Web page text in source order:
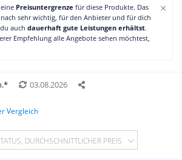
×
Preisuntergrenze für diese Produkte. Das
sehr wichtig, für den Anbieter und für dich
auch dauerhaft gute Leistungen erhältst.
Empfehlung alle Angebote sehen möchtest,
03.08.2026
Vergleich
DURCHSCHNITTLICHER PREIS